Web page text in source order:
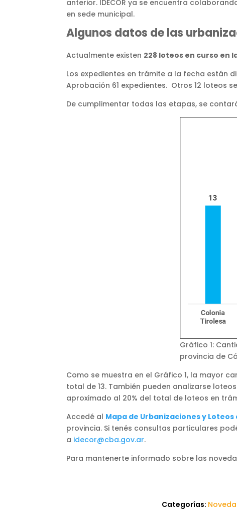
anterior. IDECOR ya se encuentra
en sede municipal.
Algunos datos de las
Actualmente existen 228 loteos en curso en
Los expedientes en trámite a la fecha están
Aprobación 61 expedientes. Otros 12 loteos
De cumplimentar todas las etapas, se
Gráfico 1:
provincia de
Como se muestra en el Gráfico 1, la mayor
total de 13. También pueden analizarse
aproximado al 20% del total de loteos en
Accedé al Mapa de Urbanizaciones y
provincia. Si tenés consultas particulares
a idecor@cba.gov.ar.
Para mantenerte informado sobre las
Categorías: